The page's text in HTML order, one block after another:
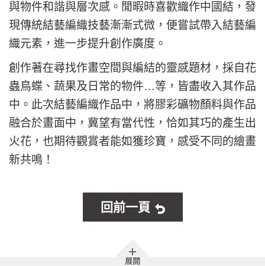
與物件和諧與層次感。閒暇時喜歡織作中國結，發
現傳統結藝編織技藝漸漸式微，便嘗試帶入結藝編
織元素，進一步提升創作廣度。
創作著在尋找作畫空間與編結的靈感題材，採自花
蟲鳥蝶、蔬果及日常的物件…等，皆盡收入其作品
中。此次結藝編織作品中，將膠彩礦物顏料與作品
融合於畫面中，冀望有當代性，恰如其巧的產生出
火花，也期待觀賞者能如獲珍寶，感受不同的繪畫
新共鳴！
回前一頁
展開胖